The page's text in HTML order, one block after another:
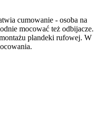
cumowanie - osoba na
mocować też odbijacze.
plandeki rufowej. W